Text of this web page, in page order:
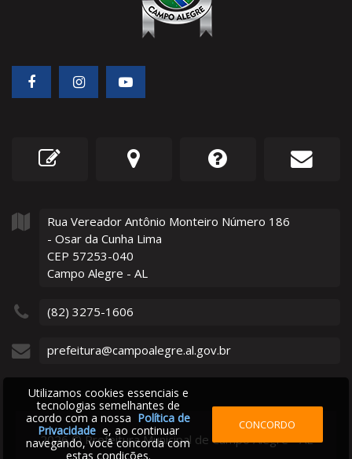
Rua Vereador Antônio Monteiro Número 186
- Osar da Cunha Lima
CEP 57253-040
Campo Alegre - AL
(82) 3275-1606
prefeitura@campoalegre.al.gov.br
2026 ©Prefeitura Municipal de Campo Alegre - AL
Utilizamos cookies essenciais e
tecnologias semelhantes de
acordo com a nossa Política de
Privacidadee, ao continuar
navegando, você concorda com
estas condições.
CONCORDO